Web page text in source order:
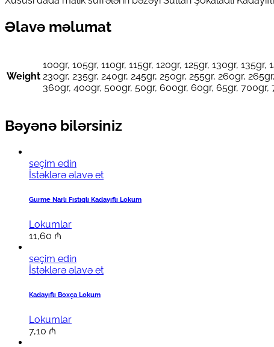
Əlavə məlumat
Weight
100gr, 105gr, 110gr, 115gr, 120gr, 125gr, 130gr,
230gr, 235gr, 240gr, 245gr, 250gr, 255gr, 260gr,
360gr, 400gr, 500gr, 50gr, 600gr, 60gr, 65gr,
Bəyənə bilərsiniz
seçim edin
İstəklərə əlavə et
Gurme Narlı Fıstıqlı Kadayıflı Lokum
Lokumlar
11,60 ₼
seçim edin
İstəklərə əlavə et
Kadayıflı Boxça Lokum
Lokumlar
7,10 ₼